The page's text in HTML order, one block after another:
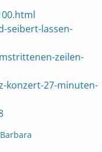
seibert-lassen-
zeilen-
konzert-27-minuten-
Barbara